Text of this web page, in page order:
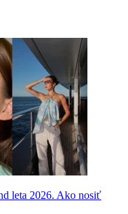
leta 2026. Ako nosiť